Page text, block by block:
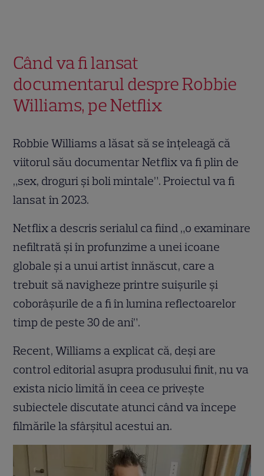
Când va fi lansat
documentarul despre Robbie
Williams, pe Netflix
Robbie Williams a lăsat să se înțeleagă că
viitorul său documentar Netflix va fi plin de
„sex, droguri și boli mintale”. Proiectul va fi
lansat în 2023.
Netflix a descris serialul ca fiind „o examinare
nefiltrată și în profunzime a unei icoane
globale și a unui artist înnăscut, care a
trebuit să navigheze printre suișurile și
coborâșurile de a fi în lumina reflectoarelor
timp de peste 30 de ani”.
Recent, Williams a explicat că, deși are
control editorial asupra produsului finit, nu va
exista nicio limită în ceea ce privește
subiectele discutate atunci când va începe
filmările la sfârșitul acestui an.